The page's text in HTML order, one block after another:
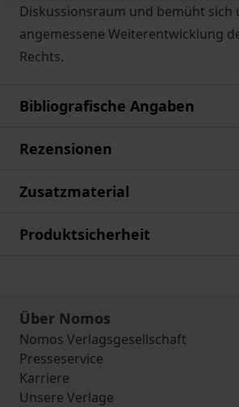
Diskussionsraum und bemüht sich
angemessene Weiterentwicklung
Rechts.
Bibliografische Angaben
Rezensionen
Zusatzmaterial
Produktsicherheit
Über Nomos
Nomos Verlagsgesellschaft
Presseservice
Karriere
Unsere Verlage